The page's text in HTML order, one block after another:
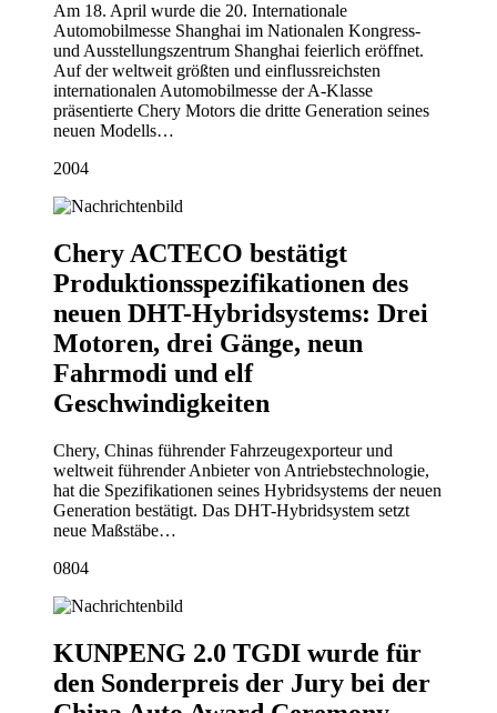
Am 18. April wurde die 20. Internationale
Automobilmesse Shanghai im Nationalen Kongress-
und Ausstellungszentrum Shanghai feierlich eröffnet.
Auf der weltweit größten und einflussreichsten
internationalen Automobilmesse der A-Klasse
präsentierte Chery Motors die dritte Generation seines
neuen Modells…
2004
Chery ACTECO bestätigt
Produktionsspezifikationen des
neuen DHT-Hybridsystems: Drei
Motoren, drei Gänge, neun
Fahrmodi und elf
Geschwindigkeiten
Chery, Chinas führender Fahrzeugexporteur und
weltweit führender Anbieter von Antriebstechnologie,
hat die Spezifikationen seines Hybridsystems der neuen
Generation bestätigt. Das DHT-Hybridsystem setzt
neue Maßstäbe…
0804
KUNPENG 2.0 TGDI wurde für
den Sonderpreis der Jury bei der